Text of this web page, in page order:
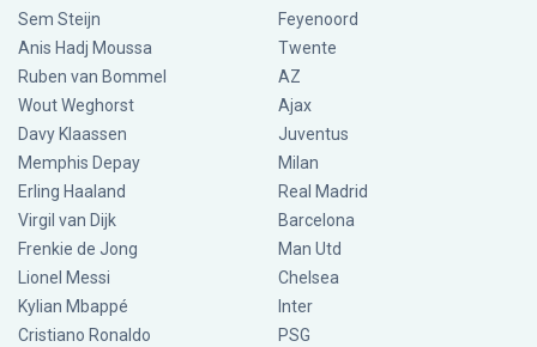
Sem Steijn
Anis Hadj Moussa
Ruben van Bommel
Wout Weghorst
Davy Klaassen
Memphis Depay
Erling Haaland
Virgil van Dijk
Frenkie de Jong
Lionel Messi
Kylian Mbappé
Cristiano Ronaldo
Feyenoord
Twente
AZ
Ajax
Juventus
Milan
Real Madrid
Barcelona
Man Utd
Chelsea
Inter
PSG